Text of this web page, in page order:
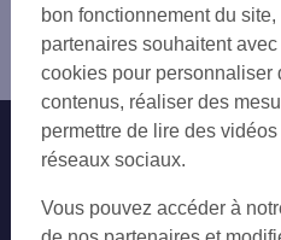
CAEN 8 AV HENRY CHERON
CAEN 2 B BD GEORGES
CAEN CHU
CAEN BEAULIEU
MONDEVILLE 26 RUE
CAEN COTE DE NACRE
HEROUVILLE ST CLAIR
Caen
Distributeur/automate
Nos engagements
Autres
bon fonctionnement du
partenaires souhaitent
cookies pour personnaliser
contenus, réaliser des
permettre de lire des
réseaux sociaux.
Vous pouvez accéder à